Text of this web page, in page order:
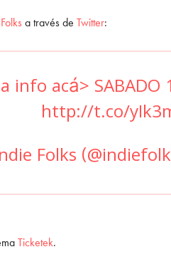
a través de Twitter:
info acá> SABADO
http://t.co/
Folks
Ticketek.